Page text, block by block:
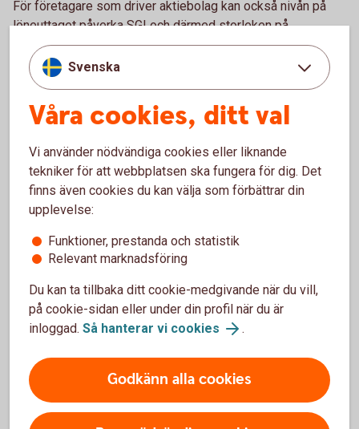
För företagare som driver aktiebolag kan också nivån på
löneuttaget påverka SGI och därmed storleken på
ersättningen.
Skydda din sjukpenninggrundande
inkomst
Din SGI kan påverkas om du till exempel slutar arbeta eller
inte längre har någon inkomst från ditt företag. I vissa
situationer är din SGI dock skyddad, till exempel när du
redan får ersättning från socialförsäkringen.
Att hålla koll på sin SGI är viktigt för att säkerställa att du
har rätt till ersättning vid sjukdom eller andra situationer där
inkomsten påverkas.
Fundera över ditt trygghetsskydd
som företagare
Som företagare kan din ekonomi påverkas mer direkt om du
inte kan arbeta under en längre period. Därför väljer många
Svenska
Våra cookies, ditt val
Vi använder nödvändiga cookies eller liknande
tekniker för att webbplatsen ska fungera för dig. Det
finns även cookies du kan välja som förbättrar din
upplevelse:
Funktioner, prestanda och statistik
Relevant marknadsföring
Du kan ta tillbaka ditt cookie-medgivande när du vill,
på cookie-sidan eller under din profil när du är
inloggad. Så hanterar vi cookies .
Godkänn alla cookies